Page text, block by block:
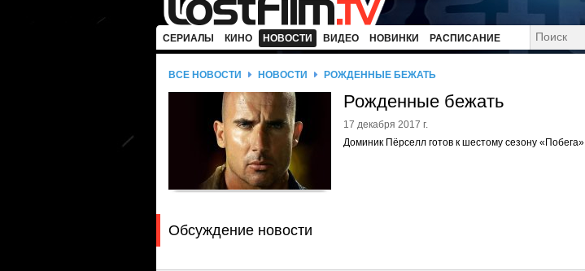
СЕРИАЛЫ КИНО НОВОСТИ ВИДЕО НОВИНКИ РАСПИСАНИЕ
ВСЕ НОВОСТИ НОВОСТИ РОЖДЕННЫЕ БЕЖАТЬ
Рожденные бежать
17 декабря 2017 г.
Доминик Пёрселл готов к шестому сезону «Побега»
Обсуждение новости